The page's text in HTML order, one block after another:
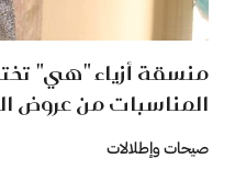
المناسبات من عروض
صيحات وإطلالات